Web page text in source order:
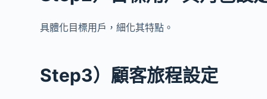
具體化目標用戶，細化其特點。
Step3）顧客旅程設定